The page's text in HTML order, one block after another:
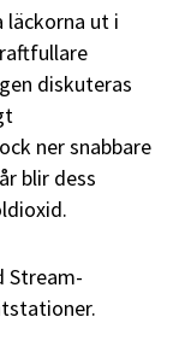
läckorna ut i
diskuteras
ner snabbare
blir dess
Stream-